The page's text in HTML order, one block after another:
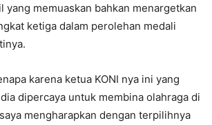
yang memuaskan bahkan menargetkan
ketiga dalam perolehan medali
karena ketua KONI nya ini yang
dipercaya untuk membina olahraga di
mengharapkan dengan terpilihnya